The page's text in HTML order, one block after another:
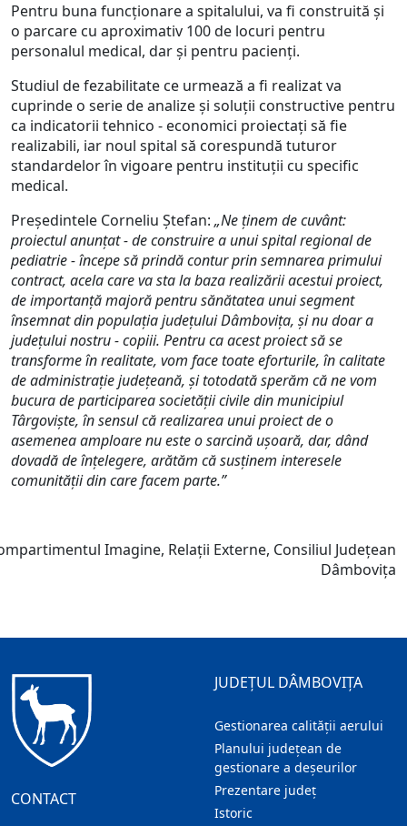
Pentru buna funcționare a spitalului, va fi construită și
o parcare cu aproximativ 100 de locuri pentru
personalul medical, dar și pentru pacienți.
Studiul de fezabilitate ce urmează a fi realizat va
cuprinde o serie de analize și soluții constructive pentru
ca indicatorii tehnico - economici proiectați să fie
realizabili, iar noul spital să corespundă tuturor
standardelor în vigoare pentru instituții cu specific
medical.
Președintele Corneliu Ștefan: „Ne ținem de cuvânt:
proiectul anunțat - de construire a unui spital regional de
pediatrie - începe să prindă contur prin semnarea primului
contract, acela care va sta la baza realizării acestui proiect,
de importanță majoră pentru sănătatea unui segment
însemnat din populația județului Dâmbovița, și nu doar a
județului nostru - copiii. Pentru ca acest proiect să se
transforme în realitate, vom face toate eforturile, în calitate
de administrație județeană, și totodată sperăm că ne vom
bucura de participarea societății civile din municipiul
Târgoviște, în sensul că realizarea unui proiect de o
asemenea amploare nu este o sarcină ușoară, dar, dând
dovadă de înțelegere, arătăm că susținem interesele
comunității din care facem parte.”
Imagine, Relații Externe, Consiliul Județean
Dâmbovița
CONTACT
JUDEȚUL DÂMBOVIȚA
Gestionarea calității aerului
Planului județean de
gestionare a deșeurilor
Prezentare judeţ
Istoric